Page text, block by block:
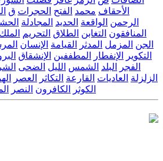
الأحقاف محمد الفتح الحجرات ق
الرحمن الواقعة الحديد المجادلة
المنافقون التغابن الطلاق التحريم الملك
الجن المزمل المدثر القيامة الإنسان
التكوير
الإنفطار المطففين الإنشقاق
الفجر
البلد الشمس الليل الضحى
الزلزلة العاديات القارعة التكاثر العصر
الكوثر
الكافرون النصر